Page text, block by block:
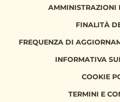
AMMINISTRAZIONI
FINALITÀ
FREQUENZA DI
INFORMATIVA
COOKIE
TERMINI E